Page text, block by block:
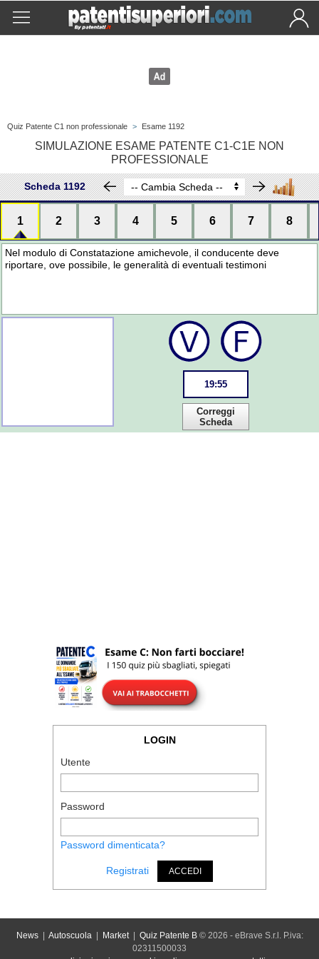
Quiz Patente C1 non professionale > Esame 1192
SIMULAZIONE ESAME PATENTE C1-C1E NON
PROFESSIONALE
Scheda 1192
1 2 3 4 5 6 7 8
Nel modulo di Constatazione amichevole, il conducente deve
riportare, ove possibile, le generalità di eventuali testimoni
19:54
Correggi
Scheda
LOGIN
Utente
Password
Password dimenticata?
Registrati ACCEDI
News| Autoscuola| Market| Quiz Patente B© 2026 - eBrave S.r.l. P.iva:
02311500033